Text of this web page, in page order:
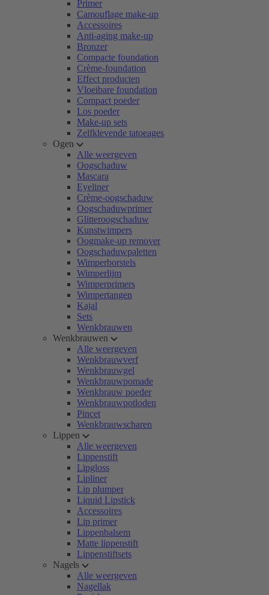
Primer
Camouflage make-up
Accessoires
Anti-aging make-up
Bronzer
Compacte foundation
Crème-foundation
Effect producten
Vloeibare foundation
Compact poeder
Los poeder
Make-up sets
Zelfklevende tatoeages
Ogen
Alle weergeven
Oogschaduw
Mascara
Eyeliner
Crème-oogschaduw
Oogschaduwprimer
Glitteroogschaduw
Kunstwimpers
Oogmake-up remover
Oogschaduwpaletten
Wimperborstels
Wimperlijm
Wimperprimers
Wimpertangen
Kajal
Sets
Wenkbrauwen
Wenkbrauwen
Alle weergeven
Wenkbrauwverf
Wenkbrauwgel
Wenkbrauwpomade
Wenkbrauw poeder
Wenkbrauwpotloden
Pincet
Wenkbrauwscharen
Lippen
Alle weergeven
Lippenstift
Lipgloss
Lipliner
Lip plumper
Liquid Lipstick
Accessoires
Lip primer
Lippenbalsem
Matte lippenstift
Lippenstiftsets
Nagels
Alle weergeven
Nagellak